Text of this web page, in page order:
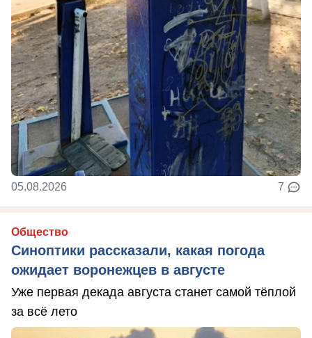
05.08.2026 7
Общество
Синоптики рассказали, какая погода
ожидает воронежцев в августе
Уже первая декада августа станет самой тёплой
за всё лето